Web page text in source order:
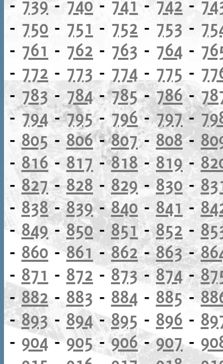
- 739 - 740 - 741 - 742 -
- 750 - 751 - 752 - 753 -
- 761 - 762 - 763 - 764 -
- 772 - 773 - 774 - 775 -
- 783 - 784-785-786-
-794-795-796-797-
- 805 - 806-807- 808-
- 816 - 817 -818-819 -
- 827-828 - 829-830 -
- 838-839-840 - 841 -
- 849 -850-851-852-
- 860 -861 -862-863-
- 871 - 872 - 873-874-
- 882- 883 - 884 - 885-
-893- 894-895 - 896 -
- 904-905-906-907-